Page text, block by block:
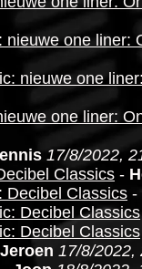
one liner:
nieuwe one
one liner:
17/8/2022,
Classics -
Decibel Classics -
Decibel Classics
Decibel Classics
Jeroen 17/8/2022,